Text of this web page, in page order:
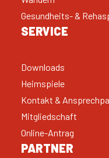
Gesundheits- &
SERVICE
Downloads
Heimspiele
Kontakt &
Mitgliedschaft
Online-Antrag
PARTNER